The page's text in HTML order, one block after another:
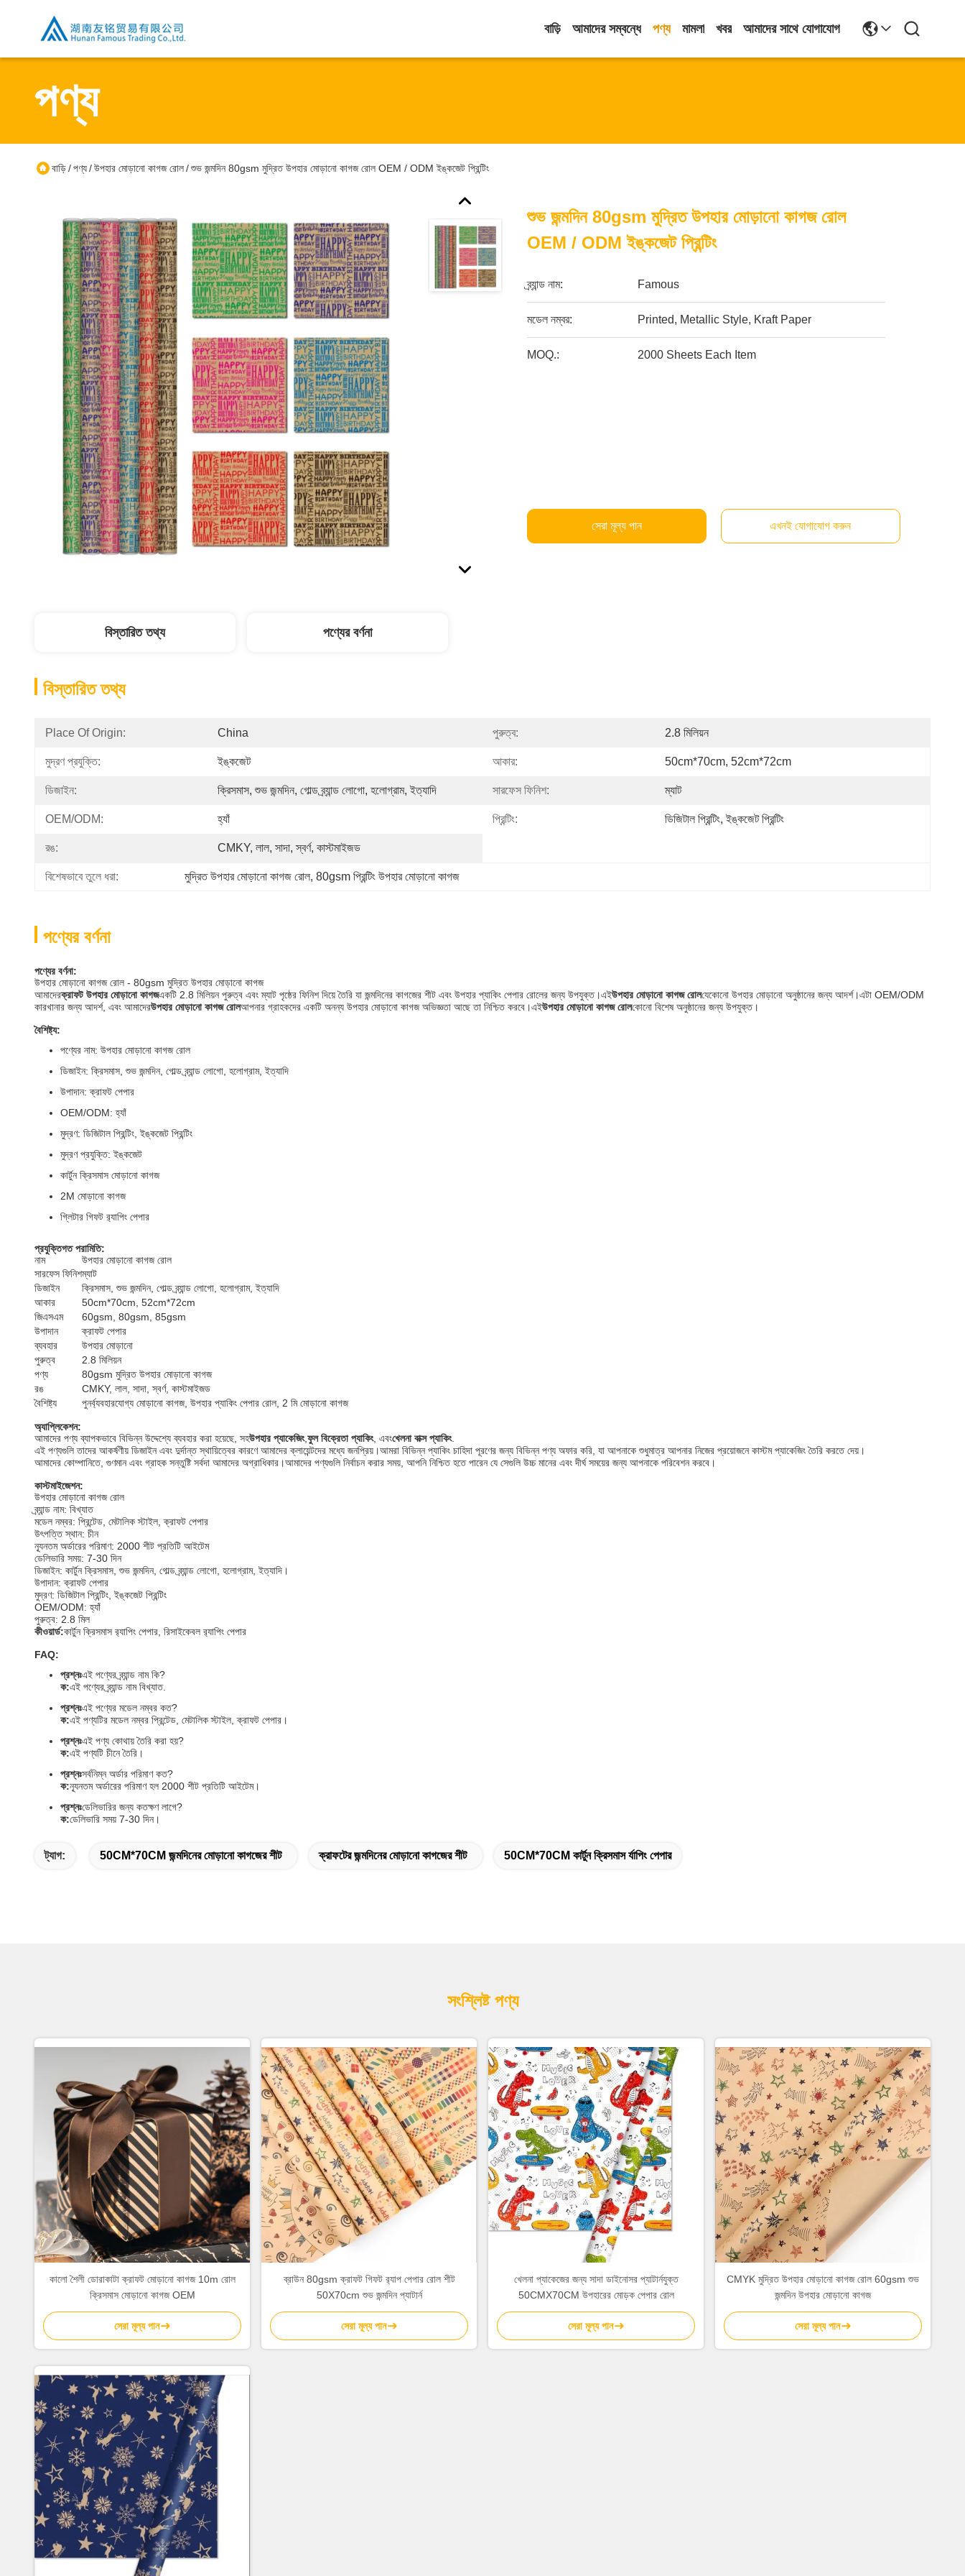
বাড়ি আমাদের সম্বন্ধে পণ্য মামলা খবর আমাদের সাথে যোগাযোগ
পণ্য
বাড়ি/পণ্য/উপহার মোড়ানো কাগজ রোল/শুভ জন্মদিন 80gsm মুদ্রিত উপহার মোড়ানো কাগজ রোল OEM / ODM ইঙ্কজেট প্রিন্টিং
শুভ জন্মদিন 80gsm মুদ্রিত উপহার মোড়ানো কাগজ রোল
OEM / ODM ইঙ্কজেট প্রিন্টিং
ব্র্যান্ড নাম: Famous
মডেল নম্বর: Printed, Metallic Style, Kraft Paper
MOQ.: 2000 Sheets Each Item
সেরা মূল্য পান এখনই যোগাযোগ করুন
বিস্তারিত তথ্য পণ্যের বর্ণনা
বিস্তারিত তথ্য
Place Of Origin: China পুরুত্ব: 2.8 মিলিয়ন
মুদ্রণ প্রযুক্তি: ইঙ্কজেট আকার: 50cm*70cm, 52cm*72cm
ডিজাইন: ক্রিসমাস, শুভ জন্মদিন, গোল্ড ব্র্যান্ড লোগো, হলোগ্রাম, ইত্যাদি সারফেস ফিনিশ: ম্যাট
OEM/ODM: হ্যাঁ প্রিন্টিং: ডিজিটাল প্রিন্টিং, ইঙ্কজেট প্রিন্টিং
রঙ: CMKY, লাল, সাদা, স্বর্ণ, কাস্টমাইজড
বিশেষভাবে তুলে ধরা: মুদ্রিত উপহার মোড়ানো কাগজ রোল, 80gsm প্রিন্টিং উপহার মোড়ানো কাগজ
পণ্যের বর্ণনা
পণ্যের বর্ণনা:
উপহার মোড়ানো কাগজ রোল - 80gsm মুদ্রিত উপহার মোড়ানো কাগজ
আমাদেরক্রাফট উপহার মোড়ানো কাগজএকটি 2.8 মিলিয়ন পুরুত্ব এবং ম্যাট পৃষ্ঠের ফিনিশ দিয়ে তৈরি যা জন্মদিনের কাগজের শীট এবং উপহার প্যাকিং পেপার রোলের জন্য উপযুক্ত।এইউপহার মোড়ানো কাগজ রোলযেকোনো উপহার মোড়ানো অনুষ্ঠানের জন্য আদর্শ।এটা OEM/ODM
কারখানার জন্য আদর্শ, এবং আমাদেরউপহার মোড়ানো কাগজ রোলআপনার গ্রাহকদের একটি অনন্য উপহার মোড়ানো কাগজ অভিজ্ঞতা আছে তা নিশ্চিত করবে।এইউপহার মোড়ানো কাগজ রোলকোনো বিশেষ অনুষ্ঠানের জন্য উপযুক্ত।
বৈশিষ্ট্য:
পণ্যের নাম: উপহার মোড়ানো কাগজ রোল
ডিজাইন: ক্রিসমাস, শুভ জন্মদিন, গোল্ড ব্র্যান্ড লোগো, হলোগ্রাম, ইত্যাদি
উপাদান: ক্রাফট পেপার
OEM/ODM: হ্যাঁ
মুদ্রণ: ডিজিটাল প্রিন্টিং, ইঙ্কজেট প্রিন্টিং
মুদ্রণ প্রযুক্তি: ইঙ্কজেট
কার্টুন ক্রিসমাস মোড়ানো কাগজ
2M মোড়ানো কাগজ
গ্লিটার গিফট র‍্যাপিং পেপার
প্রযুক্তিগত পরামিতি:
নাম
উপহার মোড়ানো কাগজ রোল
সারফেস ফিনিশম্যাট
ডিজাইন
ক্রিসমাস, শুভ জন্মদিন, গোল্ড ব্র্যান্ড লোগো, হলোগ্রাম, ইত্যাদি
আকার
50cm*70cm, 52cm*72cm
জিএসএম
60gsm, 80gsm, 85gsm
উপাদান
ক্রাফট পেপার
ব্যবহার
উপহার মোড়ানো
পুরুত্ব
2.8 মিলিয়ন
পণ্য
80gsm মুদ্রিত উপহার মোড়ানো কাগজ
রঙ
CMKY, লাল, সাদা, স্বর্ণ, কাস্টমাইজড
বৈশিষ্ট্য
পুনর্ব্যবহারযোগ্য মোড়ানো কাগজ, উপহার প্যাকিং পেপার রোল, 2 মি মোড়ানো কাগজ
অ্যাপ্লিকেশন:
আমাদের পণ্য ব্যাপকভাবে বিভিন্ন উদ্দেশ্যে ব্যবহার করা হয়েছে, সহউপহার প্যাকেজিং,ফুল বিক্রেতা প্যাকিং, এবংখেলনা বাক্স প্যাকিং.
এই পণ্যগুলি তাদের আকর্ষণীয় ডিজাইন এবং দুর্দান্ত স্থায়িত্বের কারণে আমাদের ক্লায়েন্টদের মধ্যে জনপ্রিয়।আমরা বিভিন্ন প্যাকিং চাহিদা পূরণের জন্য বিভিন্ন পণ্য অফার করি, যা আপনাকে শুধুমাত্র আপনার নিজের প্রয়োজনে কাস্টম প্যাকেজিং তৈরি করতে দেয়।
আমাদের কোম্পানিতে, গুণমান এবং গ্রাহক সন্তুষ্টি সর্বদা আমাদের অগ্রাধিকার।আমাদের পণ্যগুলি নির্বাচন করার সময়, আপনি নিশ্চিত হতে পারেন যে সেগুলি উচ্চ মানের এবং দীর্ঘ সময়ের জন্য আপনাকে পরিবেশন করবে।
কাস্টমাইজেশন:
উপহার মোড়ানো কাগজ রোল
ব্র্যান্ড নাম: বিখ্যাত
মডেল নম্বর: প্রিন্টেড, মেটালিক স্টাইল, ক্রাফট পেপার
উৎপত্তি স্থান: চীন
ন্যূনতম অর্ডারের পরিমাণ: 2000 শীট প্রতিটি আইটেম
ডেলিভারি সময়: 7-30 দিন
ডিজাইন: কার্টুন ক্রিসমাস, শুভ জন্মদিন, গোল্ড ব্র্যান্ড লোগো, হলোগ্রাম, ইত্যাদি।
উপাদান: ক্রাফট পেপার
মুদ্রণ: ডিজিটাল প্রিন্টিং, ইঙ্কজেট প্রিন্টিং
OEM/ODM: হ্যাঁ
পুরুত্ব: 2.8 মিল
কীওয়ার্ড:কার্টুন ক্রিসমাস র‌্যাপিং পেপার, রিসাইকেবল র‌্যাপিং পেপার
FAQ:
প্রশ্নঃএই পণ্যের ব্র্যান্ড নাম কি?
ক:এই পণ্যের ব্র্যান্ড নাম বিখ্যাত.
প্রশ্নঃএই পণ্যের মডেল নম্বর কত?
ক:এই পণ্যটির মডেল নম্বর প্রিন্টেড, মেটালিক স্টাইল, ক্রাফট পেপার।
প্রশ্নঃএই পণ্য কোথায় তৈরি করা হয়?
ক:এই পণ্যটি চীনে তৈরি।
প্রশ্নঃসর্বনিম্ন অর্ডার পরিমাণ কত?
ক:ন্যূনতম অর্ডারের পরিমাণ হল 2000 শীট প্রতিটি আইটেম।
প্রশ্নঃডেলিভারির জন্য কতক্ষণ লাগে?
ক:ডেলিভারি সময় 7-30 দিন।
ট্যাগ: 50CM*70CM জন্মদিনের মোড়ানো কাগজের শীট ক্রাফটের জন্মদিনের মোড়ানো কাগজের শীট 50CM*70CM কার্টুন ক্রিসমাস র্যাপিং পেপার
সংশ্লিষ্ট পণ্য
কালো শৈলী ডোরাকাটা ক্রাফট মোড়ানো কাগজ 10m রোল
ক্রিসমাস মোড়ানো কাগজ OEM
সেরা মূল্য পান
ব্রাউন 80gsm ক্রাফট গিফট র‍্যাপ পেপার রোল শীট
50X70cm শুভ জন্মদিন প্যাটার্ন
সেরা মূল্য পান
খেলনা প্যাকেজের জন্য সাদা ডাইনোসর প্যাটার্নযুক্ত
50CMX70CM উপহারের মোড়ক পেপার রোল
সেরা মূল্য পান
CMYK মুদ্রিত উপহার মোড়ানো কাগজ রোল 60gsm শুভ
জন্মদিন উপহার মোড়ানো কাগজ
সেরা মূল্য পান